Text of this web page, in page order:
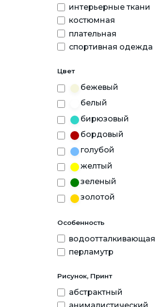
интерьерные ткани
костюмная
плательная
спортивная одежда
Цвет
бежевый
белый
бирюзовый
бордовый
голубой
желтый
зеленый
золотой
коричневый
лимонно-желтый
малиновый
Особенность
водоотталкивающая
перламутр
Рисунок, Принт
абстрактный